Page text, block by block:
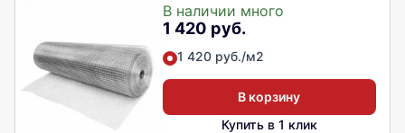
В наличии много
1 420 руб.
1 420 руб./м2
В корзину
Купить в 1 клик